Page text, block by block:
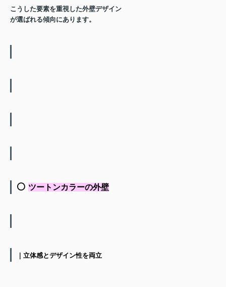
こうした要素を重視した外壁デザイン
が選ばれる傾向にあります。
⚪️ ツートンカラーの外壁
｜立体感とデザイン性を両立